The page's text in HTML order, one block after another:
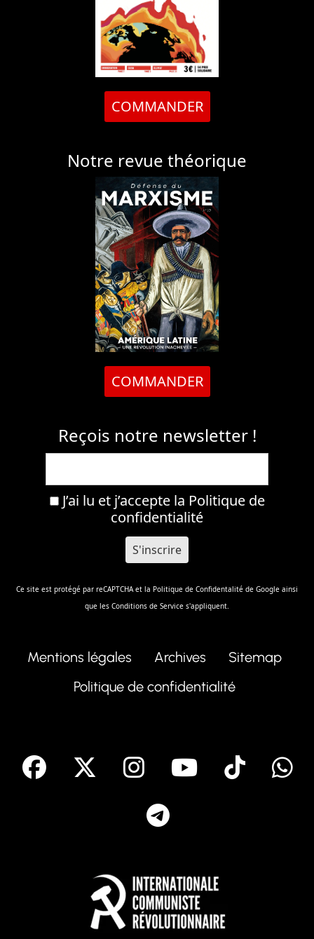
COMMANDER
Notre revue théorique
COMMANDER
Reçois notre newsletter !
J’ai lu et j’accepte la Politique de
confidentialité
Ce site est protégé par reCAPTCHA et la Politique de Confidentalité de Google ainsi
que les Conditions de Service s'appliquent.
Mentions légales Archives
Sitemap
Politique de confidentialité
facebook Instagram
Youtube
Tik